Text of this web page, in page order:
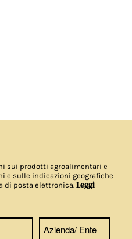
sui prodotti agroalimentari e
e sulle indicazioni geografiche
di posta elettronica.Leggi